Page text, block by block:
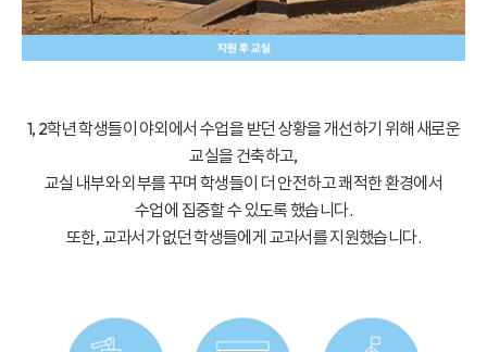
1, 2학년 학생들이 야외에서 수업을 받던 상황을 개선하기 위해 새로운
교실을 건축하고,
교실 내부와 외부를 꾸며 학생들이 더 안전하고 쾌적한 환경에서
수업에 집중할 수 있도록 했습니다.
또한, 교과서가 없던 학생들에게 교과서를 지원했습니다.